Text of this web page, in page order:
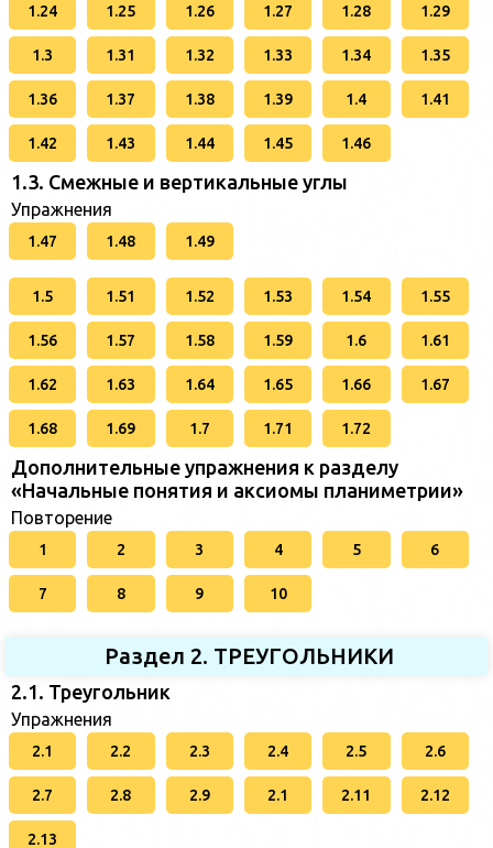
1.24 1.25 1.26 1.27 1.28 1.29
1.3 1.31 1.32 1.33 1.34 1.35
1.36 1.37 1.38 1.39 1.4 1.41
1.42 1.43 1.44 1.45 1.46
1.3. Смежные и вертикальные углы
Упражнения
1.47 1.48 1.49
1.5 1.51 1.52 1.53 1.54 1.55
1.56 1.57 1.58 1.59 1.6 1.61
1.62 1.63 1.64 1.65 1.66 1.67
1.68 1.69 1.7 1.71 1.72
Дополнительные упражнения к разделу
«Начальные понятия и аксиомы планиметрии»
Повторение
1 2 3 4 5 6
7 8 9 10
Раздел 2. ТРЕУГОЛЬНИКИ
2.1. Треугольник
Упражнения
2.1 2.2 2.3 2.4 2.5 2.6
2.7 2.8 2.9 2.1 2.11 2.12
2.13